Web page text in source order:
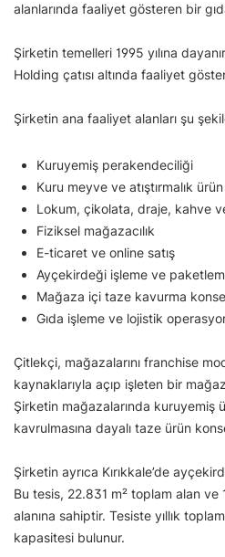
alanlarında faaliyet gösteren bir
Şirketin temelleri 1995 yılına
Holding çatısı altında faaliyet
Şirketin ana faaliyet alanları şu
Kuruyemiş perakendeciliği
Kuru meyve ve atıştırmalık ürün
Lokum, çikolata, draje, kahve
Fiziksel mağazacılık
E-ticaret ve online satış
Ayçekirdeği işleme ve
Mağaza içi taze kavurma
Gıda işleme ve lojistik
Çitlekçi, mağazalarını franchise
kaynaklarıyla açıp işleten bir
Şirketin mağazalarında kuruyemiş
kavrulmasına dayalı taze ürün
Şirketin ayrıca Kırıkkale’de
Bu tesis, 22.831 m² toplam alan ve
alanına sahiptir. Tesiste yıllık
kapasitesi bulunur.